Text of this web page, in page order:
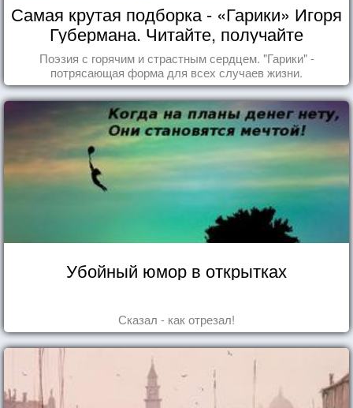
Самая крутая подборка - «Гарики» Игоря
Губермана. Читайте, получайте
удовольствие!
Поэзия с горячим и страстным сердцем. "Гарики" -
потрясающая форма для всех случаев жизни.
Убойный юмор в открытках
Сказал - как отрезал!